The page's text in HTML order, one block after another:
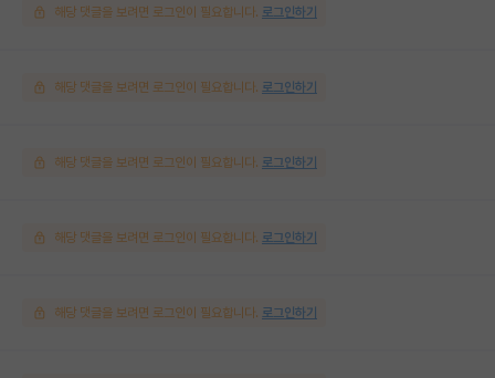
해당 댓글을 보려면 로그인이 필요합니다. 로그인하기
해당 댓글을 보려면 로그인이 필요합니다. 로그인하기
해당 댓글을 보려면 로그인이 필요합니다. 로그인하기
해당 댓글을 보려면 로그인이 필요합니다. 로그인하기
해당 댓글을 보려면 로그인이 필요합니다. 로그인하기